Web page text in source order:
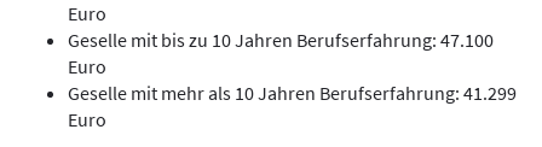
Euro
Geselle mit bis zu 10 Jahren Berufserfahrung: 47.100
Euro
Geselle mit mehr als 10 Jahren Berufserfahrung: 41.299
Euro